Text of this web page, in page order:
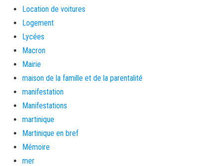
Location de voitures
Logement
Lycées
Macron
Mairie
maison de la famille et de la parentalité
manifestation
Manifestations
martinique
Martinique en bref
Mémoire
mer